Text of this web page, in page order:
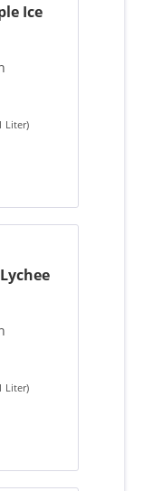
Ice
Liter)
Liter)